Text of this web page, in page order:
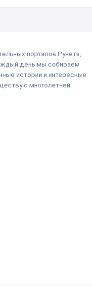
порталов Рунета,
день мы собираем
истории и интересные
с многолетней